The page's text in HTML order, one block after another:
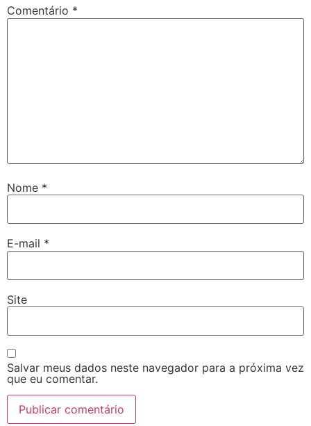
Comentário *
Nome *
E-mail *
Site
Salvar meus dados neste navegador para a próxima vez
que eu comentar.